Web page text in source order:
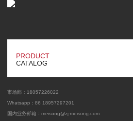
PRODUCT
CATALOG
市场部：18057226022
Whatsapp：86 18957297201
国内业务邮箱：meisong@zj-meisong.com